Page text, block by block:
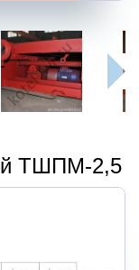
ТШПМ-2,5